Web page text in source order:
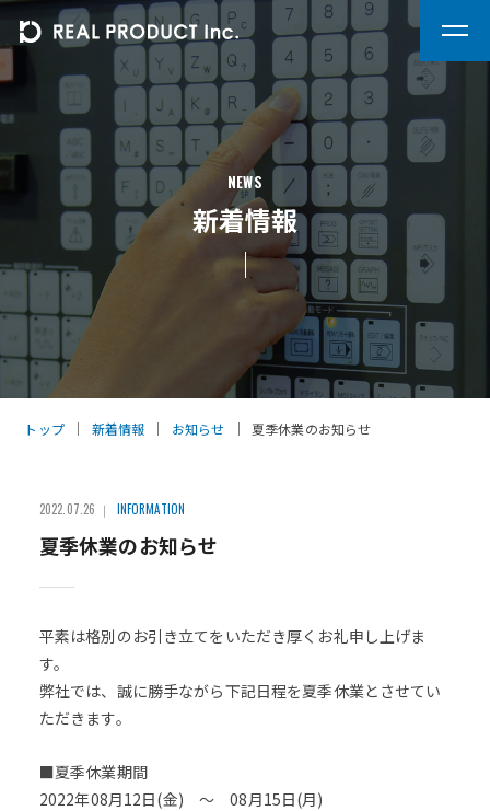
NEWS
新着情報
トップ｜ 新着情報 ｜ お知らせ ｜夏季休業のお知らせ
2022.07.26 INFORMATION
夏季休業のお知らせ
平素は格別のお引き立てをいただき厚くお礼申し上げま
す。
弊社では、誠に勝手ながら下記日程を夏季休業とさせてい
ただきます。
■夏季休業期間
2022年08月12日(金) ～ 08月15日(月)